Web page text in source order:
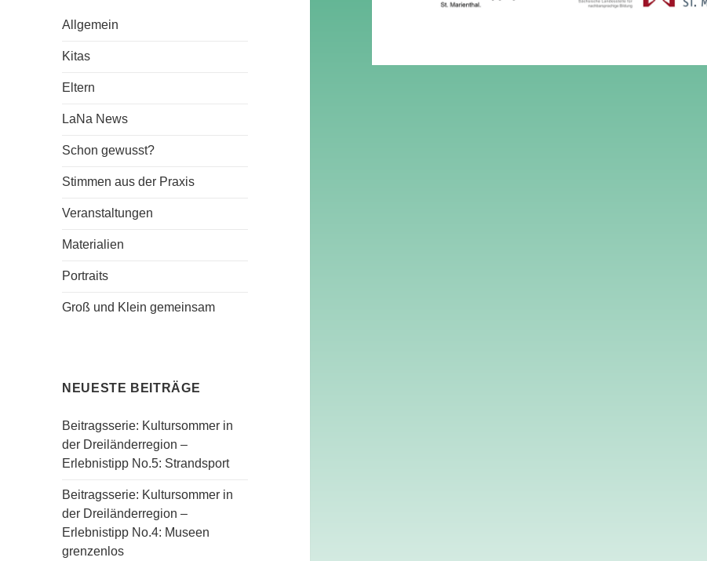
Allgemein
Kitas
Eltern
LaNa News
Schon gewusst?
Stimmen aus der Praxis
Veranstaltungen
Materialien
Portraits
Groß und Klein gemeinsam
NEUESTE BEITRÄGE
Beitragsserie: Kultursommer in
der Dreiländerregion –
Erlebnistipp No.5: Strandsport
Beitragsserie: Kultursommer in
der Dreiländerregion –
Erlebnistipp No.4: Museen
grenzenlos